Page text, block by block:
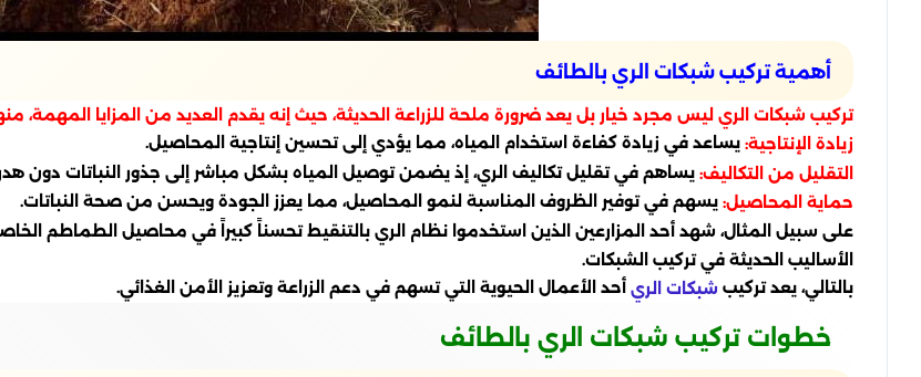
أهمية تركيب شبكات الري بالطائف
تركيب شبكات الري ليس مجرد خيار بل يعد ضرورة ملحة للزراعة الحديثة، حيث إنه يقدم العديد من المزايا المهمة،
زيادة الإنتاجية: يساعد في زيادة كفاءة استخدام المياه، مما يؤدي إلى تحسين إنتاجية المحاصيل.
التقليل من التكاليف: يساهم في تقليل تكاليف الري، إذ يضمن توصيل المياه بشكل مباشر إلى جذور النباتات دون
حماية المحاصيل: يسهم في توفير الظروف المناسبة لنمو المحاصيل، مما يعزز الجودة ويحسن من صحة النباتات.
الأساليب الحديثة في تركيب الشبكات.
بالتالي، يعد تركيب شبكات الري أحد الأعمال الحيوية التي تسهم في دعم الزراعة وتعزيز الأمن الغذائي.
خطوات تركيب شبكات الري بالطائف